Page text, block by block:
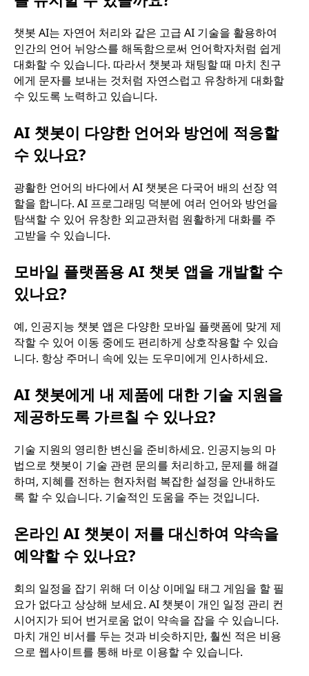
챗봇 AI는 자연어 처리와 같은 고급 AI 기술을 활용하여
인간의 언어 뉘앙스를 해독함으로써 언어학자처럼 쉽게
대화할 수 있습니다. 따라서 챗봇과 채팅할 때 마치 친구
에게 문자를 보내는 것처럼 자연스럽고 유창하게 대화할
수 있도록 노력하고 있습니다.
AI 챗봇이 다양한 언어와 방언에 적응할
수 있나요?
광활한 언어의 바다에서 AI 챗봇은 다국어 배의 선장 역
할을 합니다. AI 프로그래밍 덕분에 여러 언어와 방언을
탐색할 수 있어 유창한 외교관처럼 원활하게 대화를 주
고받을 수 있습니다.
모바일 플랫폼용 AI 챗봇 앱을 개발할 수
있나요?
예, 인공지능 챗봇 앱은 다양한 모바일 플랫폼에 맞게 제
작할 수 있어 이동 중에도 편리하게 상호작용할 수 있습
니다. 항상 주머니 속에 있는 도우미에게 인사하세요.
AI 챗봇에게 내 제품에 대한 기술 지원을
제공하도록 가르칠 수 있나요?
기술 지원의 영리한 변신을 준비하세요. 인공지능의 마
법으로 챗봇이 기술 관련 문의를 처리하고, 문제를 해결
하며, 지혜를 전하는 현자처럼 복잡한 설정을 안내하도
록 할 수 있습니다. 기술적인 도움을 주는 것입니다.
온라인 AI 챗봇이 저를 대신하여 약속을
예약할 수 있나요?
회의 일정을 잡기 위해 더 이상 이메일 태그 게임을 할 필
요가 없다고 상상해 보세요. AI 챗봇이 개인 일정 관리 컨
시어지가 되어 번거로움 없이 약속을 잡을 수 있습니다.
마치 개인 비서를 두는 것과 비슷하지만, 훨씬 적은 비용
으로 웹사이트를 통해 바로 이용할 수 있습니다.